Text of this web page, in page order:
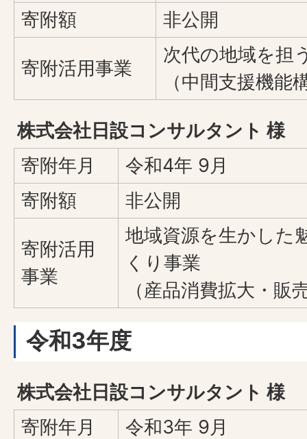
寄附額 非公開
寄附活用事業
次代の地域を担
（中間支援機能
株式会社日設コンサルタント 様
寄附年月
令和4年 9月
寄附額
非公開
寄附活用
事業
地域資源を生かした
くり事業
（産品消費拡大・販
令和3年度
株式会社日設コンサルタント 様
寄附年月
令和3年 9月